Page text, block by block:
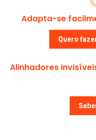
Adapta-se
Quero
Alinhadores